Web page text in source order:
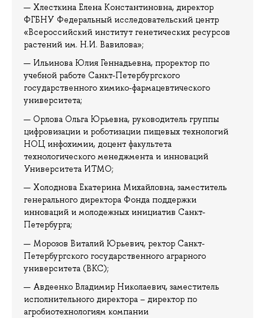
Хлесткина Елена Константиновна, директор
ФГБНУ Федеральный исследовательский центр
«Всероссийский институт генетических ресурсов
растений им. Н.И. Вавилова»;
Ильинова Юлия Геннадьевна, проректор по
учебной работе Санкт-Петербургского
государственного химико-фармацевтического
университета;
Орлова Ольга Юрьевна, руководитель группы
цифровизации и роботизации пищевых технологий
НОЦ инфохимии, доцент факультета
технологического менеджмента и инноваций
Университета ИТМО;
Холоднова Екатерина Михайловна, заместитель
генерального директора Фонда поддержки
инноваций и молодежных инициатив Санкт-
Петербурга;
Морозов Виталий Юрьевич, ректор Санкт-
Петербургского государственного аграрного
университета (ВКС);
Авдеенко Владимир Николаевич, заместитель
исполнительного директора – директор по
агробиотехнологиям компании